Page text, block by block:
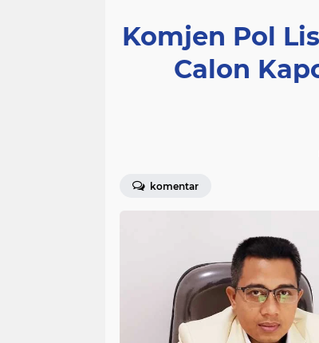
Komjen Pol
Calon
komentar